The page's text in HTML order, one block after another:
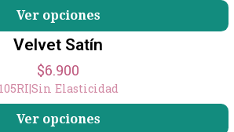
Ver opciones
Velvet Satín
$6.900
105RI|Sin Elasticidad
Ver opciones